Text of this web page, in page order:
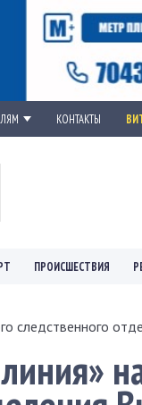
КОНТАКТЫ
ПРОИСШЕСТВИЯ
следственного